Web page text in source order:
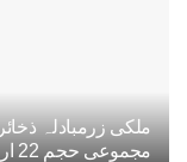
مجموعی حجم 22 ارب 47 کروڑ ڈالر تک پہنچ گیا